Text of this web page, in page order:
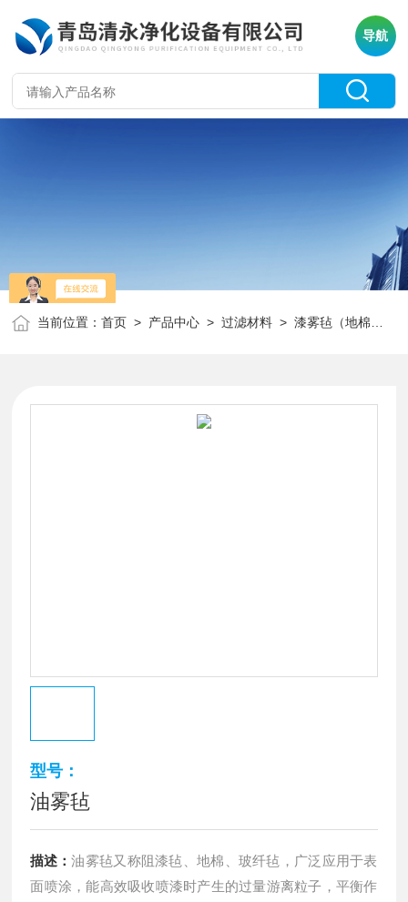
导航
当前位置：首页 > 产品中心 >过滤材料 >漆雾毡（地棉）
型号：
油雾毡
描述：油雾毡又称阻漆毡、地棉、玻纤毡，广泛应用于表
面喷涂，能高效吸收喷漆时产生的过量游离粒子，平衡作